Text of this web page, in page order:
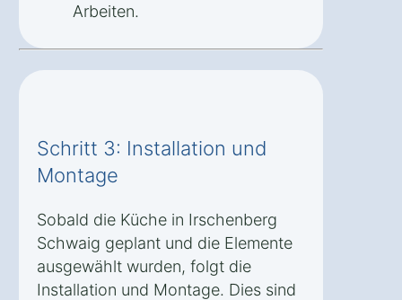
Arbeiten.
Schritt 3: Installation und
Montage
Sobald die Küche in Irschenberg
Schwaig geplant und die Elemente
ausgewählt wurden, folgt die
Installation und Montage. Dies sind